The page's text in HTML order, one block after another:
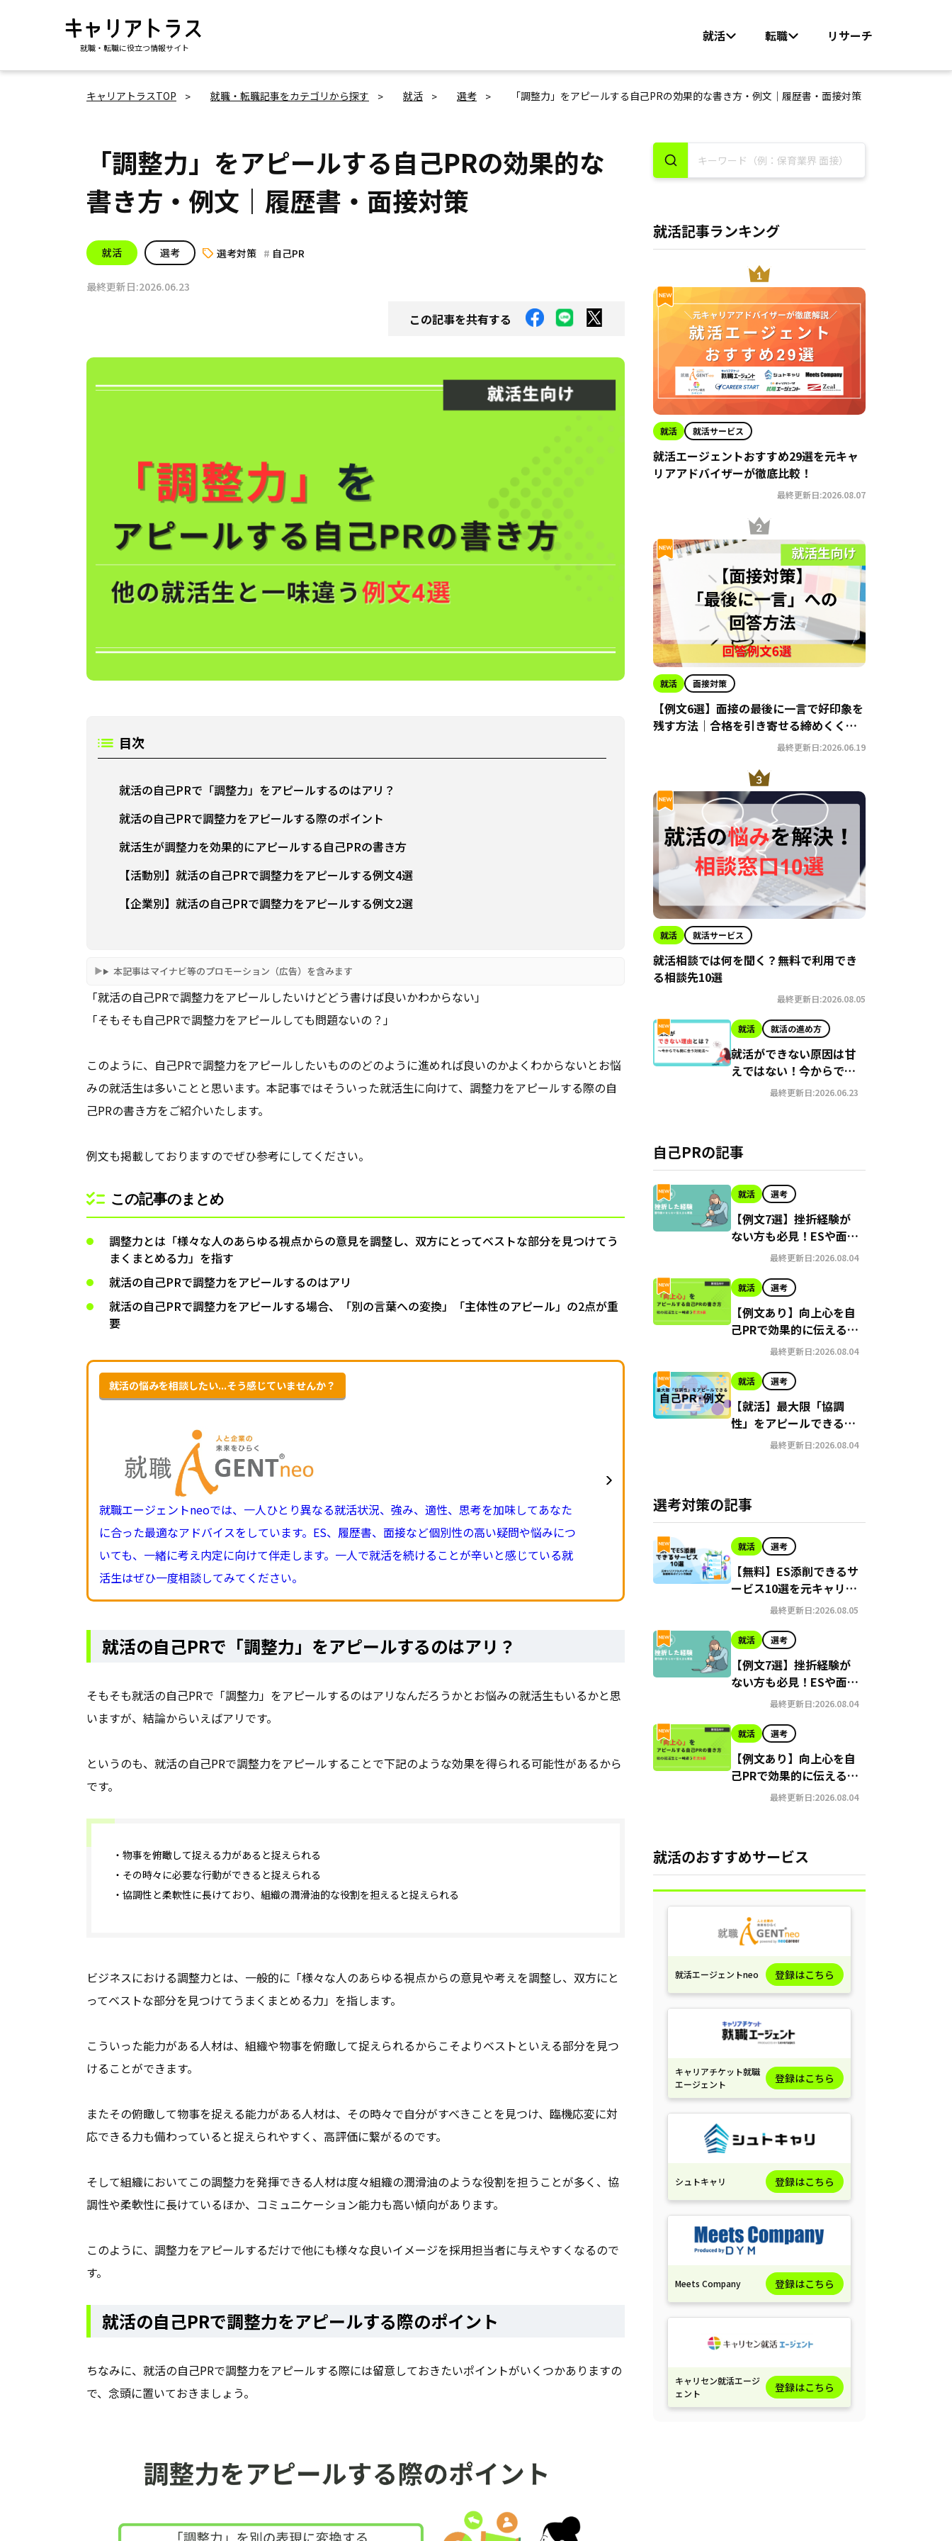
就職・転職に役立つ情報サイト
就活 転職 リサーチ
キャリアトラスTOP 就職・転職記事をカテゴリから探す 就活 選考 「調整力」をアピールする自己PRの効果的な書き方・例文｜履歴書・面接対策
「調整力」をアピールする自己PRの効果的な
書き方・例文｜履歴書・面接対策
就活 選考 選考対策 自己PR
最終更新日:2026.06.23
この記事を共有する
目次
就活の自己PRで「調整力」をアピールするのはアリ？
就活の自己PRで調整力をアピールする際のポイント
就活生が調整力を効果的にアピールする自己PRの書き方
【活動別】就活の自己PRで調整力をアピールする例文4選
【企業別】就活の自己PRで調整力をアピールする例文2選
本記事はマイナビ等のプロモーション（広告）を含みます
「就活の自己PRで調整力をアピールしたいけどどう書けば良いかわからない」
「そもそも自己PRで調整力をアピールしても問題ないの？」
このように、自己PRで調整力をアピールしたいもののどのように進めれば良いのかよくわからないとお悩
みの就活生は多いことと思います。本記事ではそういった就活生に向けて、調整力をアピールする際の自
己PRの書き方をご紹介いたします。
例文も掲載しておりますのでぜひ参考にしてください。
この記事のまとめ
調整力とは「様々な人のあらゆる視点からの意見を調整し、双方にとってベストな部分を見つけてう
まくまとめる力」を指す
就活の自己PRで調整力をアピールするのはアリ
就活の自己PRで調整力をアピールする場合、「別の言葉への変換」「主体性のアピール」の2点が重
要
就活の悩みを相談したい...そう感じていませんか？
就職エージェントneoでは、一人ひとり異なる就活状況、強み、適性、思考を加味してあなた
に合った最適なアドバイスをしています。ES、履歴書、面接など個別性の高い疑問や悩みにつ
いても、一緒に考え内定に向けて伴走します。一人で就活を続けることが辛いと感じている就
活生はぜひ一度相談してみてください。
就活の自己PRで「調整力」をアピールするのはアリ？
そもそも就活の自己PRで「調整力」をアピールするのはアリなんだろうかとお悩みの就活生もいるかと思
いますが、結論からいえばアリです。
というのも、就活の自己PRで調整力をアピールすることで下記のような効果を得られる可能性があるから
です。
・物事を俯瞰して捉える力があると捉えられる
・その時々に必要な行動ができると捉えられる
・協調性と柔軟性に長けており、組織の潤滑油的な役割を担えると捉えられる
ビジネスにおける調整力とは、一般的に「様々な人のあらゆる視点からの意見や考えを調整し、双方にと
ってベストな部分を見つけてうまくまとめる力」を指します。
こういった能力がある人材は、組織や物事を俯瞰して捉えられるからこそよりベストといえる部分を見つ
けることができます。
またその俯瞰して物事を捉える能力がある人材は、その時々で自分がすべきことを見つけ、臨機応変に対
応できる力も備わっていると捉えられやすく、高評価に繋がるのです。
そして組織においてこの調整力を発揮できる人材は度々組織の潤滑油のような役割を担うことが多く、協
調性や柔軟性に長けているほか、コミュニケーション能力も高い傾向があります。
このように、調整力をアピールするだけで他にも様々な良いイメージを採用担当者に与えやすくなるので
す。
就活の自己PRで調整力をアピールする際のポイント
ちなみに、就活の自己PRで調整力をアピールする際には留意しておきたいポイントがいくつかありますの
で、念頭に置いておきましょう。
就活記事ランキング
就活 就活サービス
就活エージェントおすすめ29選を元キャ
リアアドバイザーが徹底比較！
最終更新日:2026.08.07
就活 面接対策
【例文6選】面接の最後に一言で好印象を
残す方法｜合格を引き寄せる締めくくり
最終更新日:2026.06.19
就活 就活サービス
就活相談では何を聞く？無料で利用でき
る相談先10選
最終更新日:2026.08.05
就活 就活の進め方
就活ができない原因は甘
えではない！今からでも
間に合う就職への対処法
最終更新日:2026.06.23
自己PRの記事
就活 選考
【例文7選】挫折経験が
ない方も必見！ESや面接
でアピールする方法
最終更新日:2026.08.04
就活 選考
【例文あり】向上心を自
己PRで効果的に伝えるコ
ツ｜言い換え例も紹介
最終更新日:2026.08.04
就活 選考
【就活】最大限「協調
性」をアピールできる自
己PR･例文7選最終更新日:2026.08.04
選考対策の記事
就活 選考
【無料】ES添削できるサ
ービス10選を元キャリア
アドバイザーが紹介 | 添
最終更新日:2026.08.05
就活 選考
【例文7選】挫折経験が
ない方も必見！ESや面接
でアピールする方法
最終更新日:2026.08.04
就活 選考
【例文あり】向上心を自
己PRで効果的に伝えるコ
ツ｜言い換え例も紹介
最終更新日:2026.08.04
就活のおすすめサービス
就活エージェントneo 登録はこちら
キャリアチケット就職
エージェント
登録はこちら
シュトキャリ 登録はこちら
Meets Company 登録はこちら
キャリセン就活エージ
ェント
登録はこちら